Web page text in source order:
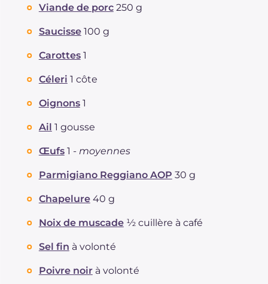
dont acides gras saturés
Cholestérol
Sodium
Viande de porc 250 g
Saucisse 100 g
Carottes 1
Céleri 1 côte
Oignons 1
Ail 1 gousse
Œufs 1 - moyennes
Parmigiano Reggiano AOP 30 g
Chapelure 40 g
Noix de muscade ½ cuillère à café
Sel fin à volonté
Poivre noir à volonté